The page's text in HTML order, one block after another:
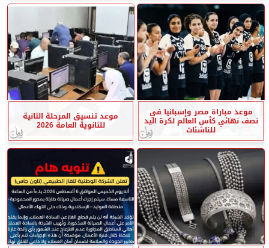
موعد مباراة مصر وإسبانيا في
نصف نهائي كأس العالم لكرة اليد
للناشئات
موعد تنسيق المرحلة الثانية
للثانوية العامة 2026